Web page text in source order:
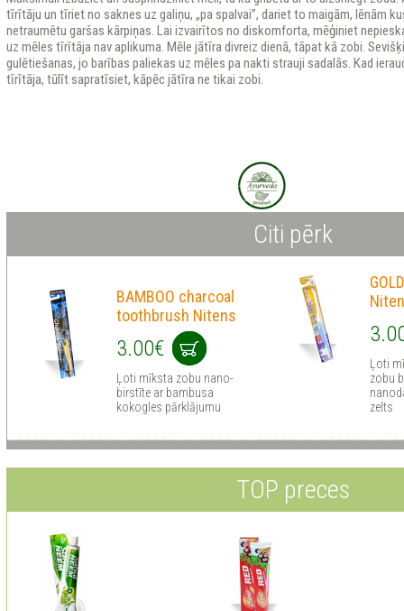
tīrītāju un tīriet no saknes uz galiņu, „pa spalvai”, dariet to maigām, lēnām
netraumētu garšas kārpiņas. Lai izvairītos no diskomforta, mēģiniet
uz mēles tīrītāja nav aplikuma. Mēle jātīra divreiz dienā, tāpat kā zobi.
gulētiešanas, jo barības paliekas uz mēles pa nakti strauji sadalās. Kad
tīrītāja, tūlīt sapratīsiet, kāpēc jātīra ne tikai zobi.
Citi pērk
BAMBOO charcoal
toothbrush Nitens
3.00€
Ļoti mīksta zobu nano-
birstīte ar bambusa
kokogles pārklājumu
Ļoti
zobu
zelts
TOP preces